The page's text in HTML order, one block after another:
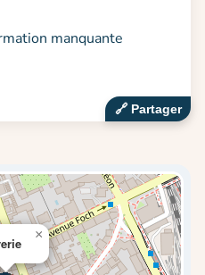
manquante
🔗‍️ Partager
×